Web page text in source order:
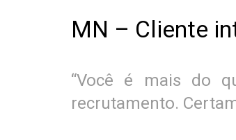
MN – Cliente
“Você é mais do
recrutamento.